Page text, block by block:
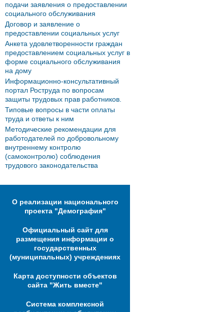
подачи заявления о предоставлении
социального обслуживания
Договор и заявление о
предоставлении социальных услуг
Анкета удовлетворенности граждан
предоставлением социальных услуг в
форме социального обслуживания
на дому
Информационно-консультативный
портал Роструда по вопросам
защиты трудовых прав работников.
Типовые вопросы в части оплаты
труда и ответы к ним
Методические рекомендации для
работодателей по добровольному
внутреннему контролю
(самоконтролю) соблюдения
трудового законодательства
О реализации национального
проекта "Демография"
Официальный сайт для
размещения информации о
государственных
(муниципальных) учреждениях
Карта доступности объектов
сайта "Жить вместе"
Система комплексной